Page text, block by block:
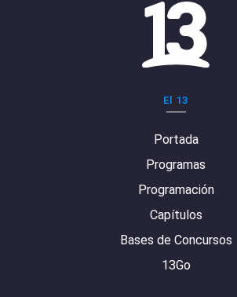
El 13
Portada
Programas
Programación
Capítulos
Bases de Concursos
13Go